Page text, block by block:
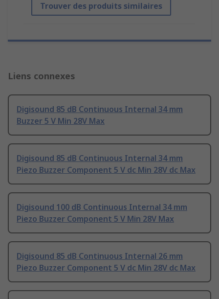
Trouver des produits similaires
Liens connexes
Digisound 85 dB Continuous Internal 34 mm
Buzzer 5 V Min 28V Max
Digisound 85 dB Continuous Internal 34 mm
Piezo Buzzer Component 5 V dc Min 28V dc Max
Digisound 100 dB Continuous Internal 34 mm
Piezo Buzzer Component 5 V Min 28V Max
Digisound 85 dB Continuous Internal 26 mm
Piezo Buzzer Component 5 V dc Min 28V dc Max